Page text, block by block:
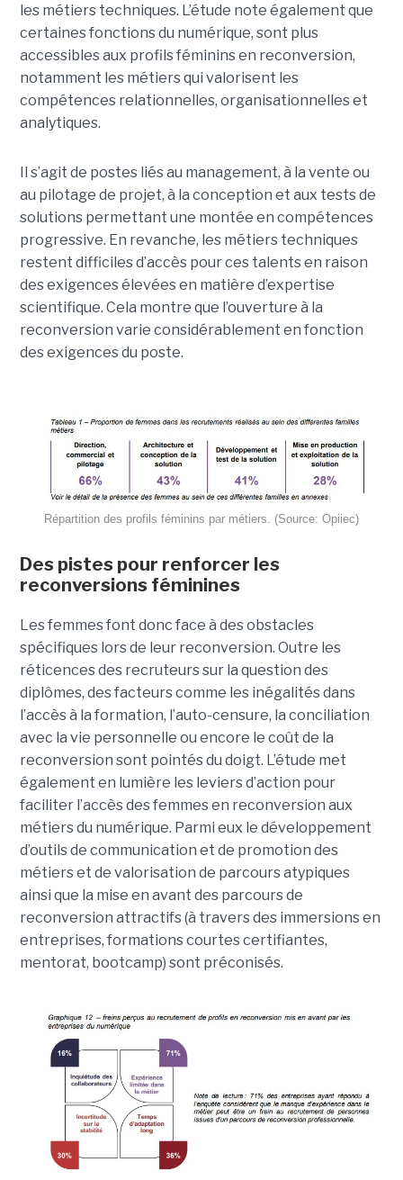
les métiers techniques. L’étude note également que
certaines fonctions du numérique, sont plus
accessibles aux profils féminins en reconversion,
notamment les métiers qui valorisent les
compétences relationnelles, organisationnelles et
analytiques.
Il s’agit de postes liés au management, à la vente ou
au pilotage de projet, à la conception et aux tests de
solutions permettant une montée en compétences
progressive. En revanche, les métiers techniques
restent difficiles d’accès pour ces talents en raison
des exigences élevées en matière d’expertise
scientifique. Cela montre que l’ouverture à la
reconversion varie considérablement en fonction
des exigences du poste.
Répartition des profils féminins par métiers. (Source: Opiiec)
Des pistes pour renforcer les
reconversions féminines
Les femmes font donc face à des obstacles
spécifiques lors de leur reconversion. Outre les
réticences des recruteurs sur la question des
diplômes, des facteurs comme les inégalités dans
l’accès à la formation, l’auto-censure, la conciliation
avec la vie personnelle ou encore le coût de la
reconversion sont pointés du doigt. L’étude met
également en lumière les leviers d’action pour
faciliter l’accès des femmes en reconversion aux
métiers du numérique. Parmi eux le développement
d’outils de communication et de promotion des
métiers et de valorisation de parcours atypiques
ainsi que la mise en avant des parcours de
reconversion attractifs (à travers des immersions en
entreprises, formations courtes certifiantes,
mentorat, bootcamp) sont préconisés.